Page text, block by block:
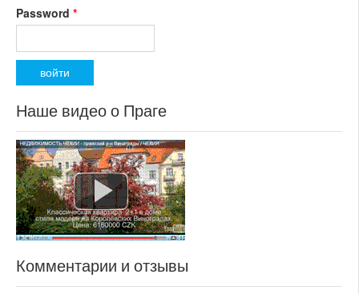
Password *
Наше видео о Праге
Комментарии и отзывы